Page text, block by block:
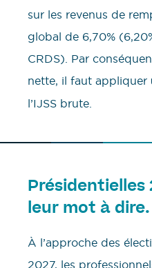
sur les revenus de
global de 6,70%
CRDS). Par
nette, il faut appliquer
l’IJSS brute.
Présidentielles
leur mot à dire.
À l’approche des
2027, les